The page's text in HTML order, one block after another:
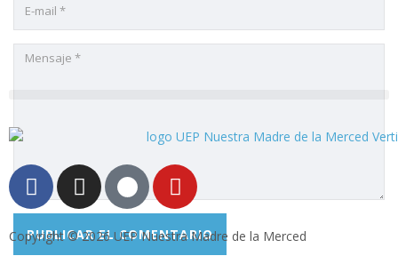
Copyright © 2026 UEP Nuestra Madre de la Merced